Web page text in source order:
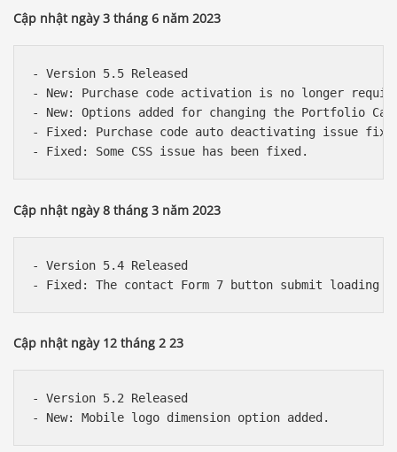
Cập nhật ngày 3 tháng 6 năm 2023
- Version 5.5 Released
- New: Purchase code activation is no longer
- New: Options added for changing the Portfolio
- Fixed: Purchase code auto deactivating issue
Cập nhật ngày 8 tháng 3 năm 2023
- Version 5.4 Released
Cập nhật ngày 12 tháng 2 23
- Version 5.2 Released